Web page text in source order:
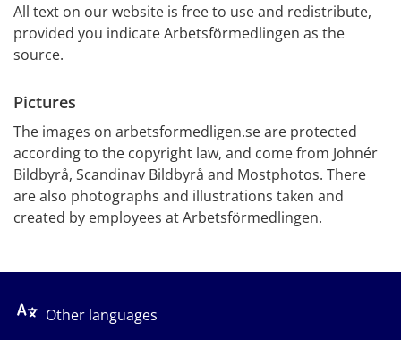
All text on our website is free to use and redistribute,
provided you indicate Arbetsförmedlingen as the
source.
Pictures
The images on arbetsformedligen.se are protected
according to the copyright law, and come from Johnér
Bildbyrå, Scandinav Bildbyrå and Mostphotos. There
are also photographs and illustrations taken and
created by employees at Arbetsförmedlingen.
Other languages